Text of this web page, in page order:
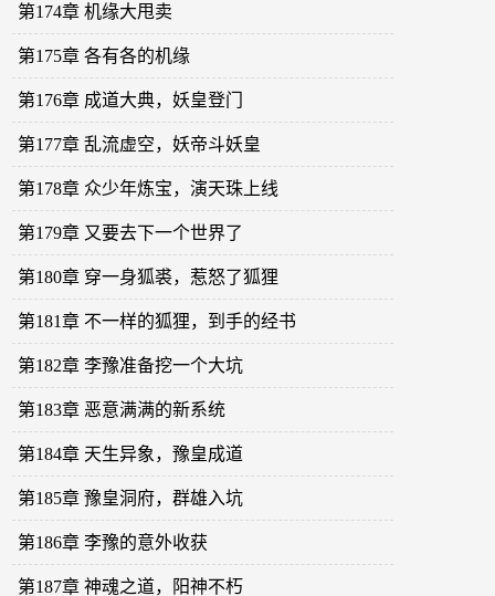
第174章 机缘大甩卖
第175章 各有各的机缘
第176章 成道大典，妖皇登门
第177章 乱流虚空，妖帝斗妖皇
第178章 众少年炼宝，演天珠上线
第179章 又要去下一个世界了
第180章 穿一身狐裘，惹怒了狐狸
第181章 不一样的狐狸，到手的经书
第182章 李豫准备挖一个大坑
第183章 恶意满满的新系统
第184章 天生异象，豫皇成道
第185章 豫皇洞府，群雄入坑
第186章 李豫的意外收获
第187章 神魂之道，阳神不朽